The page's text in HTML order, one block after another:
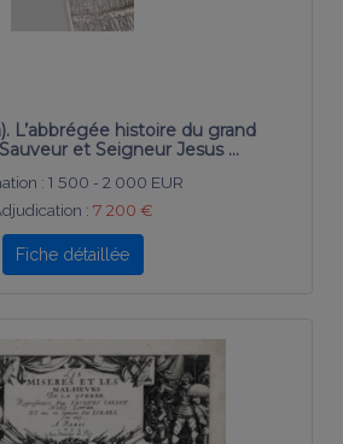
L’abbrégée histoire du grand
et Seigneur Jesus …
: 1 500 - 2 000 EUR
: 7 200 €
Fiche détaillée